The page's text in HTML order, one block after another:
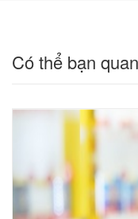
Có thể bạn